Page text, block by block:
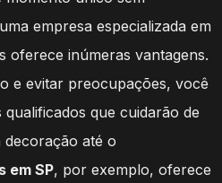
empresa especializada em
oferece inúmeras vantagens.
e evitar preocupações, você
que cuidarão de
decoração até o
em SP, por exemplo, oferece